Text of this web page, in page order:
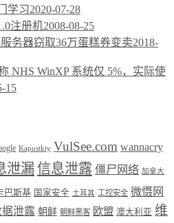
学习2020-07-28
注册机2008-08-25
务器窃取36万蛋糕券变卖2018-
NHS WinXP 系统仅 5%，实际使
15
Kapustkiy VulSee.com wannacry
泄漏信息泄露 僵尸网络 加拿大
巴斯基 国家安全 土耳其 工控安全 微慑网
据泄露 朝鲜 朝鲜黑客 欧盟 澳大利亚 维